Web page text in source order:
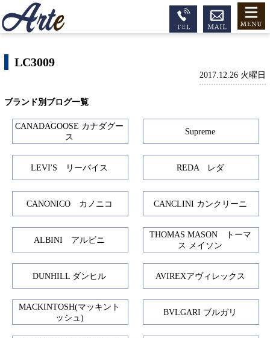
LC3009
2017.12.26 火曜日
ブランド別ブログ一覧
CANADAGOOSE カナダグー
ス
Supreme
LEVI'S リーバイス REDA レダ
CANONICO カノニコ CANCLINI カンクリーニ
ALBINI アルビニ
THOMAS MASON トーマ
ス メイソン
DUNHILL ダンヒル AVIREXアヴィレックス
MACKINTOSH(マッキント
ッシュ)
BVLGARI ブルガリ